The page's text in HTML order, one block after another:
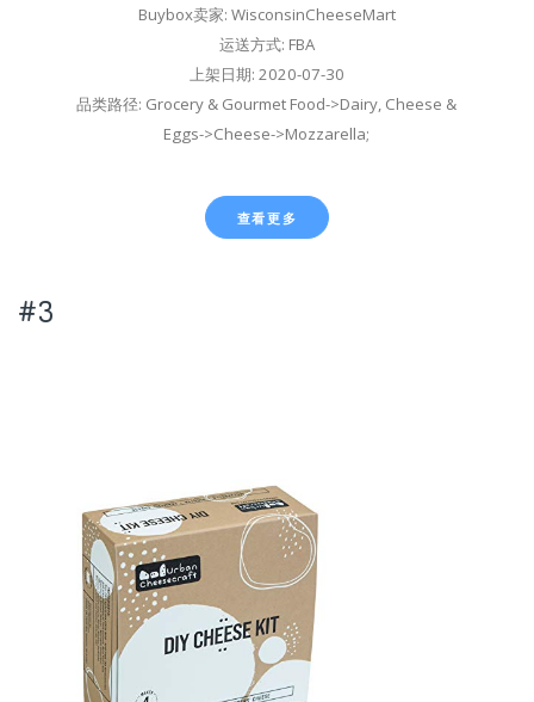
Buybox卖家: WisconsinCheeseMart
运送方式: FBA
上架日期: 2020-07-30
品类路径: Grocery & Gourmet Food->Dairy, Cheese &
Eggs->Cheese->Mozzarella;
查看更多
#3